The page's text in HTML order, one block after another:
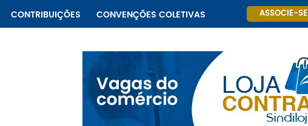
CONTRIBUIÇÕES CONVENÇÕES COLETIVAS ASSOCIE-SE